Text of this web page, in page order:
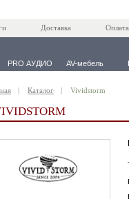
Доставка Оплата
PRO АУДИО AV-мебель
Каталог Vividstorm